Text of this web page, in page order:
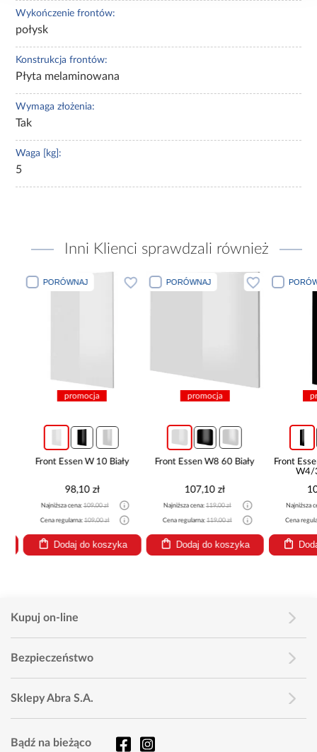
Wykończenie frontów:
połysk
Konstrukcja frontów:
Płyta melaminowana
Wymaga złożenia:
Tak
Waga [kg]:
5
Inni Klienci sprawdzali również
PORÓWNAJ
promocja
Front Essen W 10 Biały
98,10 zł
Najniższa cena:109,00 zł
Cena regularna:109,00 zł
Dodaj do koszyka
PORÓWNAJ
promocja
Front Essen W8 60 Biały
107,10 zł
Najniższa cena:119,00 zł
Cena regularna:119,00 zł
Dodaj do koszyka
Front
W4/
Najniższa
Cena
Kupuj on-line
Bezpieczeństwo
Sklepy Abra S.A.
Bądź na bieżąco